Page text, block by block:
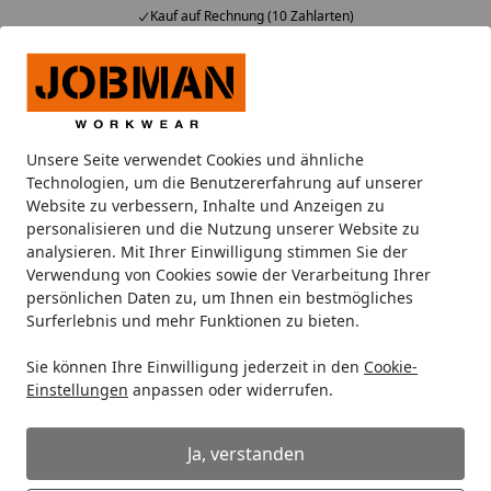
Unsere Seite verwendet Cookies und ähnliche
Technologien, um die Benutzererfahrung auf unserer
Website zu verbessern, Inhalte und Anzeigen zu
personalisieren und die Nutzung unserer Website zu
analysieren. Mit Ihrer Einwilligung stimmen Sie der
Verwendung von Cookies sowie der Verarbeitung Ihrer
persönlichen Daten zu, um Ihnen ein bestmögliches
Surferlebnis und mehr Funktionen zu bieten.
Sie können Ihre Einwilligung jederzeit in den Cookie-
Einstellungen anpassen oder widerrufen.
Ja, verstanden
Kauf auf Rechnung (10 Zahlarten)
Alle Produkte
Mein Konto
Suchen
Startseite
Oberbekleidung Poloshirts Jobman 5566 Polo-Shirt
Jobman 5566 Polo-Shirt